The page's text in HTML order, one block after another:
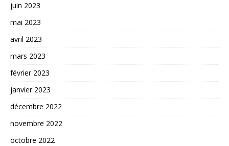
juin 2023
mai 2023
avril 2023
mars 2023
février 2023
janvier 2023
décembre 2022
novembre 2022
octobre 2022